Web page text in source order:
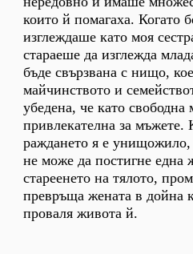
които й помагаха. Когато
изглеждаше като моя
стараеше да изглежда
бъде свързвана с нищо,
майчинството и
убедена, че като свободна
привлекателна за мъжете.
раждането я е
не може да постигне една
стареенето на тялото,
превръща жената в дойна
проваля живота й.